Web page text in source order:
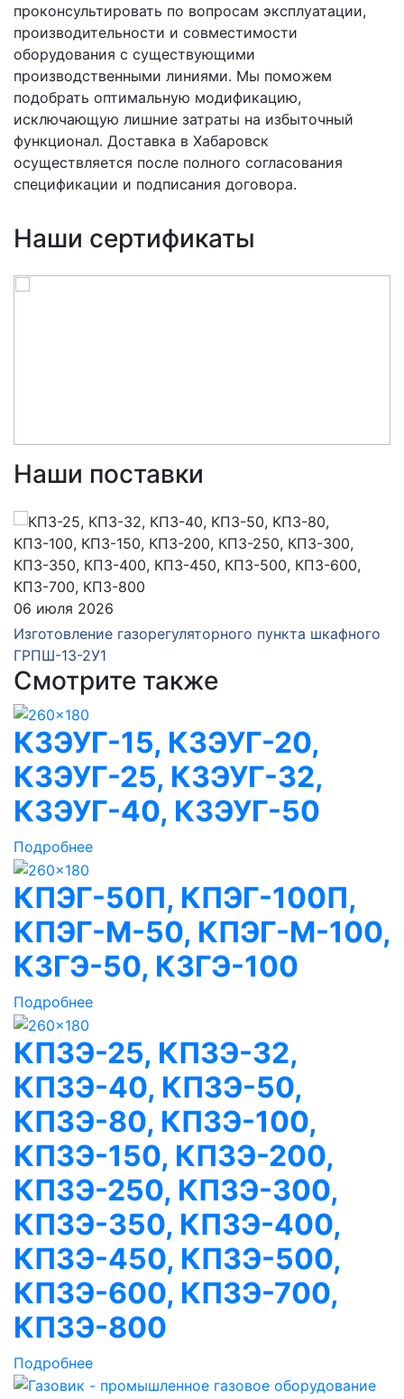
проконсультировать по вопросам эксплуатации,
производительности и совместимости
оборудования с существующими
производственными линиями. Мы поможем
подобрать оптимальную модификацию,
исключающую лишние затраты на избыточный
функционал. Доставка в Хабаровск
осуществляется после полного согласования
спецификации и подписания договора.
Наши сертификаты
Наши поставки
06 июля 2026
Изготовление газорегуляторного пункта шкафного
ГРПШ-13-2У1
Смотрите также
КЗЭУГ-15, КЗЭУГ-20,
КЗЭУГ-25, КЗЭУГ-32,
КЗЭУГ-40, КЗЭУГ-50
Подробнее
КПЭГ-50П, КПЭГ-100П,
КПЭГ-М-50, КПЭГ-М-100,
КЗГЭ-50, КЗГЭ-100
Подробнее
КПЗЭ-25, КПЗЭ-32,
КПЗЭ-40, КПЗЭ-50,
КПЗЭ-80, КПЗЭ-100,
КПЗЭ-150, КПЗЭ-200,
КПЗЭ-250, КПЗЭ-300,
КПЗЭ-350, КПЗЭ-400,
КПЗЭ-450, КПЗЭ-500,
КПЗЭ-600, КПЗЭ-700,
КПЗЭ-800
Подробнее